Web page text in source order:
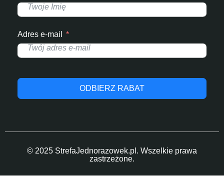
Adres e-mail
ODBIERZ RABAT
© 2025 StrefaJednorazowek.pl. Wszelkie prawa
zastrzeżone.